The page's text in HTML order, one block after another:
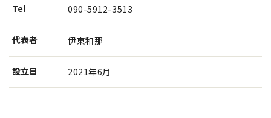
Tel 090-5912-3513
代表者 伊東和那
設⽴⽇ 2021年6月